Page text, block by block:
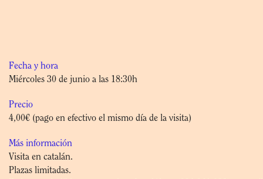
Fecha y hora
Miércoles 30 de junio a las 18:30h
Precio
4,00€ (pago en efectivo el mismo día de la visita)
Más información
Visita en catalán.
Plazas limitadas.